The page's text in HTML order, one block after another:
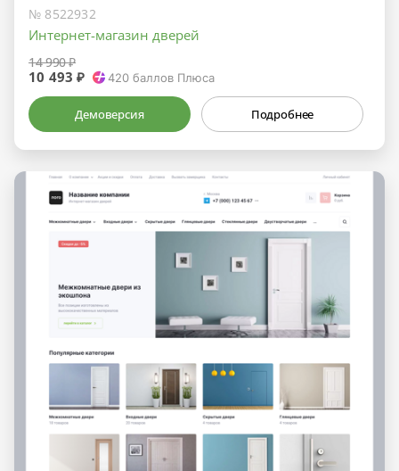
№ 8522932
Интернет-магазин дверей
14 990 ₽
10 493 ₽ 420баллов Плюса
Демоверсия Подробнее